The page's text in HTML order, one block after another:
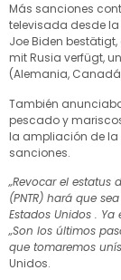
Más sanciones
televisada desde la
Joe Biden
mit Rusia verfügt,
(Alemania,
También
pescado y
la ampliación de la
sanciones.
„Revocar el estatus
(PNTR) hará que
Estados Unidos .
„Son los últimos
que tomaremos
Unidos.